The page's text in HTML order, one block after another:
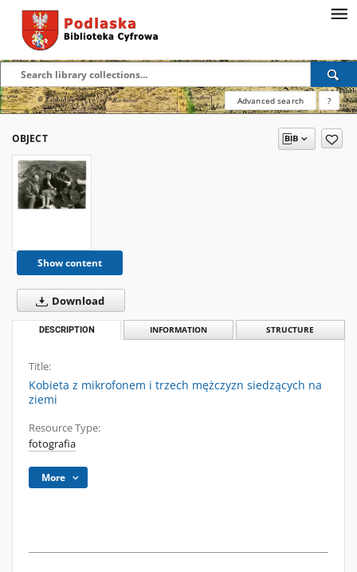
Advanced search ?
OBJECT
Show content
Download
DESCRIPTION INFORMATION STRUCTURE
Title:
Kobieta z mikrofonem i trzech mężczyzn siedzących na
ziemi
Resource Type:
fotografia
More